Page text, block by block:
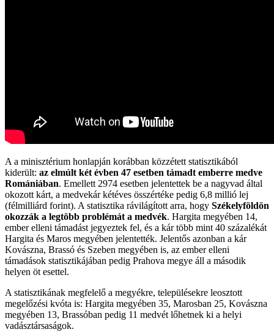
A a minisztérium honlapján korábban közzétett statisztikából
kiderült: az elmúlt két évben 47 esetben támadt emberre medve
Romániában. Emellett 2974 esetben jelentettek be a nagyvad által
okozott kárt, a medvekár kétéves összértéke pedig 6,8 millió lej
(félmilliárd forint). A statisztika rávilágított arra, hogy Székelyföldön
okozzák a legtöbb problémát a medvék. Hargita megyében 14,
ember elleni támadást jegyeztek fel, és a kár több mint 40 százalékát
Hargita és Maros megyében jelentették. Jelentős azonban a kár
Kovászna, Brassó és Szeben megyében is, az ember elleni
támadások statisztikájában pedig Prahova megye áll a második
helyen öt esettel.
A statisztikának megfelelő a megyékre, településekre leosztott
megelőzési kvóta is: Hargita megyében 35, Marosban 25, Kovászna
megyében 13, Brassóban pedig 11 medvét lőhetnek ki a helyi
vadásztársaságok.